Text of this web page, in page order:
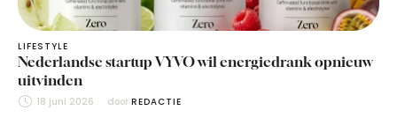
LIFESTYLE
Nederlandse startup VYVO wil energiedrank opnieuw
uitvinden
18 juni 2026 door REDACTIE